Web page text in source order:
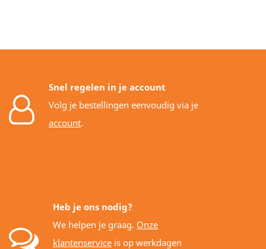
Snel regelen in je account
Volg je bestellingen eenvoudig via je
account.
Heb je ons nodig?
We helpen je graag. Onze
klantenservice is op werkdagen